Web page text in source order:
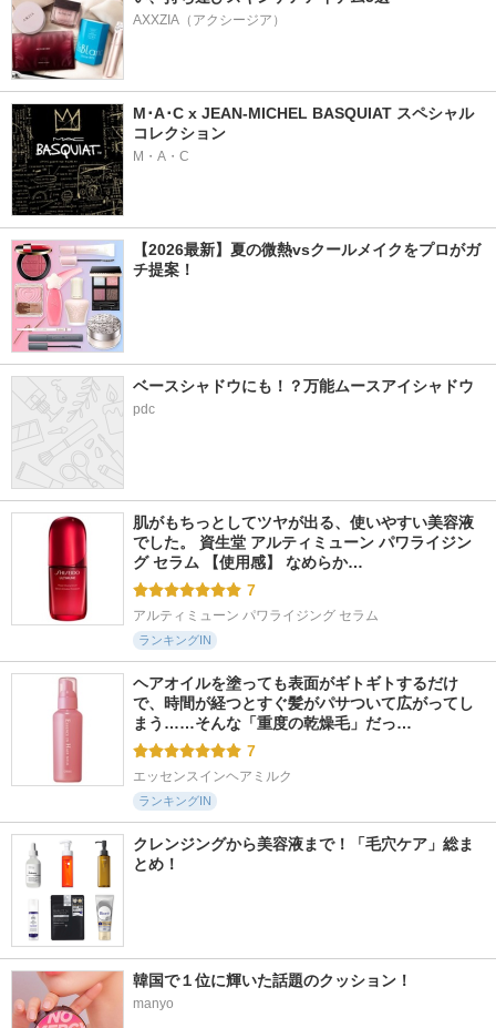
AXXZIA（アクシージア）
M･A･C x JEAN-MICHEL BASQUIAT スペシャル
コレクション
M・A・C
【2026最新】夏の微熱vsクールメイクをプロがガ
チ提案！
ベースシャドウにも！？万能ムースアイシャドウ
pdc
肌がもちっとしてツヤが出る、使いやすい美容液
でした。 資生堂 アルティミューン パワライジン
グ セラム 【使用感】 なめらか…
7
アルティミューン パワライジング セラム
ランキングIN
ヘアオイルを塗っても表面がギトギトするだけ
で、時間が経つとすぐ髪がパサついて広がってし
まう……そんな「重度の乾燥毛」だっ…
7
エッセンスインヘアミルク
ランキングIN
クレンジングから美容液まで！「毛穴ケア」総ま
とめ！
韓国で１位に輝いた話題のクッション！
manyo